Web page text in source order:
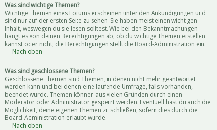
Was sind wichtige Themen?
Wichtige Themen eines Forums erscheinen unter den Ankündigungen und
sind nur auf der ersten Seite zu sehen. Sie haben meist einen wichtigen
Inhalt, weswegen du sie lesen solltest. Wie bei den Bekanntmachungen
hängt es von deinen Berechtigungen ab, ob du wichtige Themen erstellen
kannst oder nicht; die Berechtigungen stellt die Board-Administration ein.
Nach oben
Was sind geschlossene Themen?
Geschlossene Themen sind Themen, in denen nicht mehr geantwortet
werden kann und bei denen eine laufende Umfrage, falls vorhanden,
beendet wurde. Themen können aus vielen Gründen durch einen
Moderator oder Administrator gesperrt werden. Eventuell hast du auch die
Möglichkeit, deine eigenen Themen zu schließen, sofern dies durch die
Board-Administration erlaubt wurde.
Nach oben